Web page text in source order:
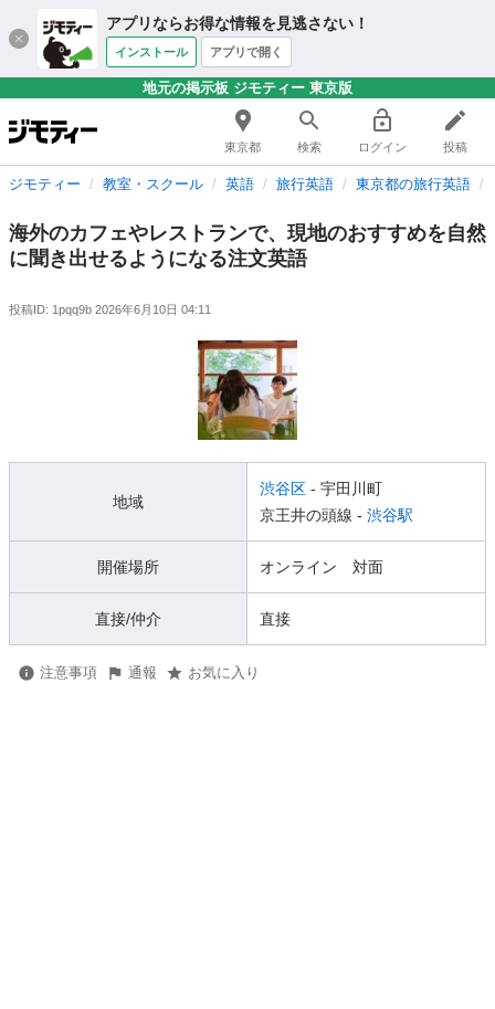
アプリならお得な情報を見逃さない！
インストール アプリで開く
地元の掲示板 ジモティー 東京版
東京都 検索 ログイン 投稿
ジモティー 教室・スクール 英語 旅行英語 東京都の旅行英語
海外のカフェやレストランで、現地のおすすめを自然
に聞き出せるようになる注文英語
投稿ID: 1pqq9b 2026年6月10日 04:11
地域
渋谷区 - 宇田川町
京王井の頭線 - 渋谷駅
開催場所 オンライン 対面
直接/仲介 直接
注意事項 通報 お気に入り